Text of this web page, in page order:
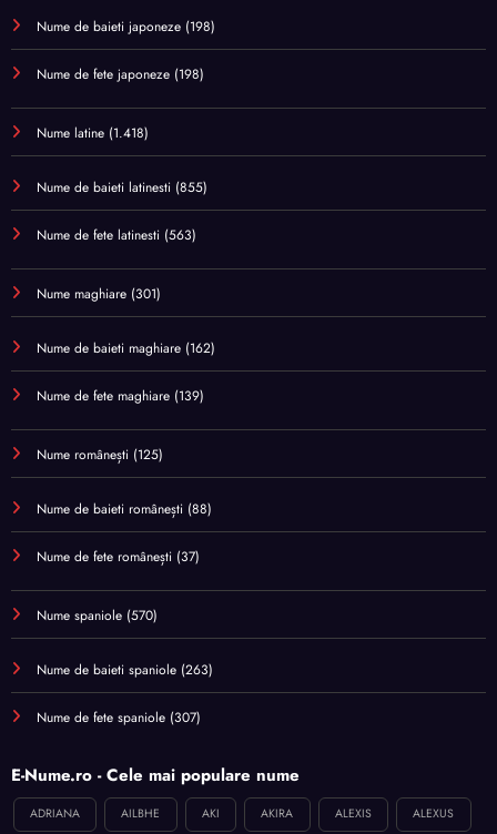
Nume de baieti japoneze (198)
Nume de fete japoneze (198)
Nume latine (1.418)
Nume de baieti latinesti (855)
Nume de fete latinesti (563)
Nume maghiare (301)
Nume de baieti maghiare (162)
Nume de fete maghiare (139)
Nume românești (125)
Nume de baieti românești (88)
Nume de fete românești (37)
Nume spaniole (570)
Nume de baieti spaniole (263)
Nume de fete spaniole (307)
E-Nume.ro - Cele mai populare nume
ADRIANA AILBHE AKI AKIRA ALEXIS ALEXUS